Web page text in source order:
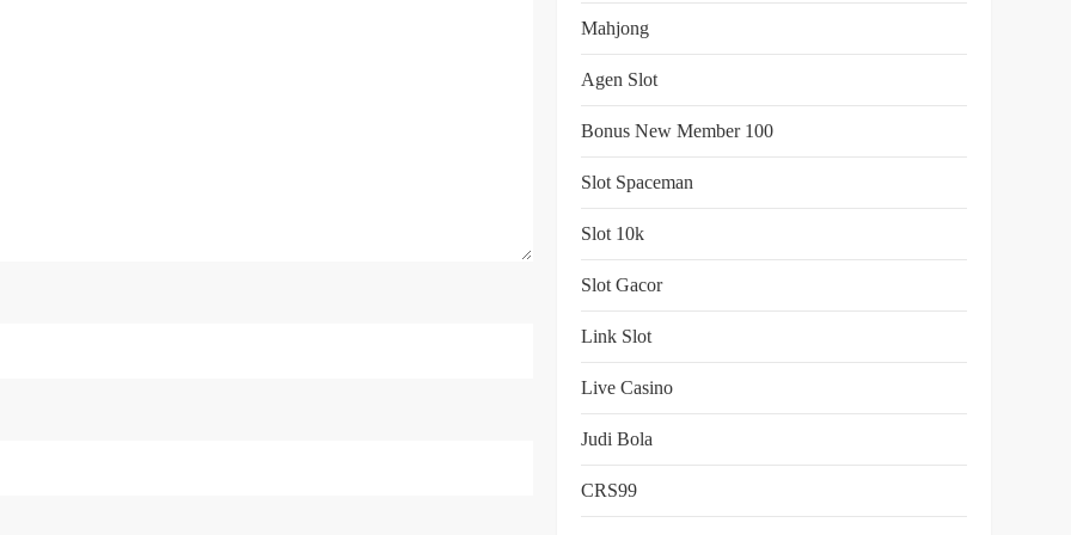
Mahjong
Agen Slot
Bonus New Member 100
Slot Spaceman
Slot 10k
Slot Gacor
Link Slot
Live Casino
Judi Bola
CRS99